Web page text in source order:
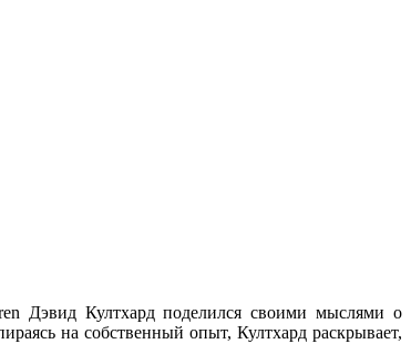
Дэвид Култхард поделился своими мыслями о
на собственный опыт, Култхард раскрывает,